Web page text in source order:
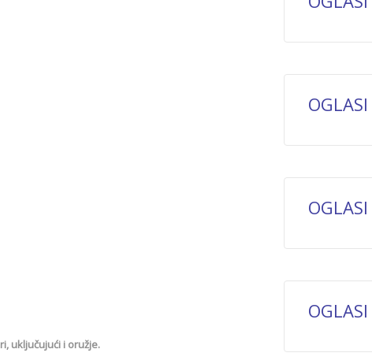
uključujući i oružje.
OGLASI
OGLASI
OGLASI